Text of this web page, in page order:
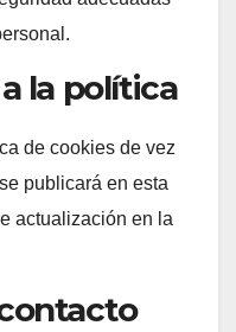
la política
de cookies de vez
publicará en esta
actualización en la